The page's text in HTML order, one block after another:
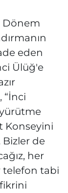
Dönem
eden
Ülüğ'e
“İnci
Konseyini
de
her
telefon tabi